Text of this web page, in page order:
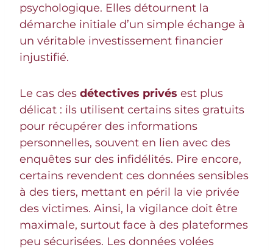
psychologique. Elles détournent la
démarche initiale d’un simple échange à
un véritable investissement financier
injustifié.
Le cas des détectives privés est plus
délicat : ils utilisent certains sites gratuits
pour récupérer des informations
personnelles, souvent en lien avec des
enquêtes sur des infidélités. Pire encore,
certains revendent ces données sensibles
à des tiers, mettant en péril la vie privée
des victimes. Ainsi, la vigilance doit être
maximale, surtout face à des plateformes
peu sécurisées. Les données volées